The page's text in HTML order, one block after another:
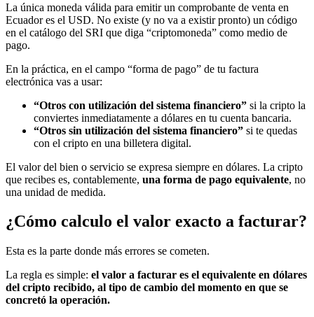
La única moneda válida para emitir un comprobante de venta en
Ecuador es el USD. No existe (y no va a existir pronto) un código
en el catálogo del SRI que diga “criptomoneda” como medio de
pago.
En la práctica, en el campo “forma de pago” de tu factura
electrónica vas a usar:
“Otros con utilización del sistema financiero” si la cripto la
conviertes inmediatamente a dólares en tu cuenta bancaria.
“Otros sin utilización del sistema financiero” si te quedas
con el cripto en una billetera digital.
El valor del bien o servicio se expresa siempre en dólares. La cripto
que recibes es, contablemente, una forma de pago equivalente, no
una unidad de medida.
¿Cómo calculo el valor exacto a facturar?
Esta es la parte donde más errores se cometen.
La regla es simple: el valor a facturar es el equivalente en dólares
del cripto recibido, al tipo de cambio del momento en que se
concretó la operación.